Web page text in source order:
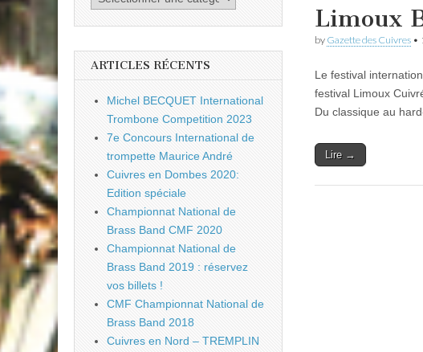
Limoux
by Gazette des Cuivres •
Le festival
festival Limoux
Du classique au
Lire →
ARTICLES RÉCENTS
Michel BECQUET International
Trombone Competition 2023
7e Concours International de
trompette Maurice André
Cuivres en Dombes 2020:
Edition spéciale
Championnat National de
Brass Band CMF 2020
Championnat National de
Brass Band 2019 : réservez
vos billets !
CMF Championnat National de
Brass Band 2018
Cuivres en Nord – TREMPLIN